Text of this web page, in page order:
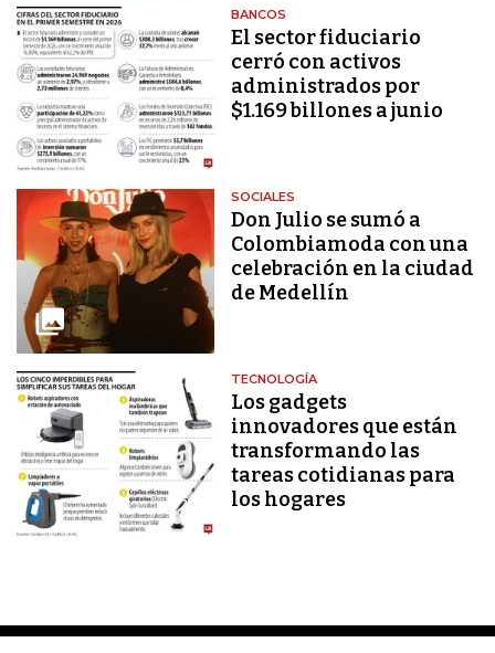
BANCOS
El sector fiduciario
cerró con activos
administrados por
$1.169 billones a junio
SOCIALES
Don Julio se sumó a
Colombiamoda con una
celebración en la ciudad
de Medellín
TECNOLOGÍA
Los gadgets
innovadores que están
transformando las
tareas cotidianas para
los hogares